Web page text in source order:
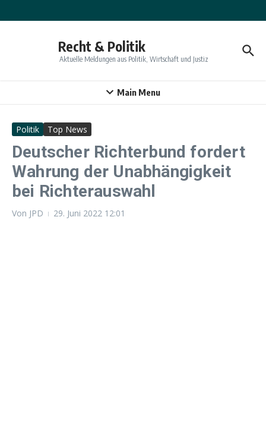
Recht & Politik
Aktuelle Meldungen aus Politik, Wirtschaft und Justiz
Main Menu
Politik Top News
Deutscher Richterbund fordert
Wahrung der Unabhängigkeit
bei Richterauswahl
Von JPD 29. Juni 2022 12:01